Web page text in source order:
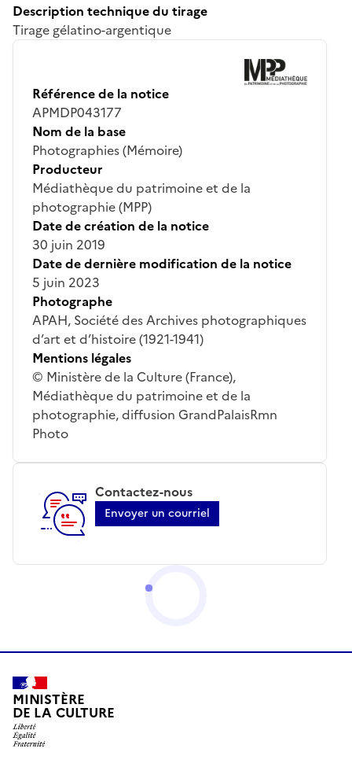
Description technique du tirage
Tirage gélatino-argentique
Référence de la notice
APMDP043177
Nom de la base
Photographies (Mémoire)
Producteur
Médiathèque du patrimoine et de la
photographie (MPP)
Date de création de la notice
30 juin 2019
Date de dernière modification de la notice
5 juin 2023
Photographe
APAH, Société des Archives photographiques
d’art et d’histoire (1921-1941)
Mentions légales
© Ministère de la Culture (France),
Médiathèque du patrimoine et de la
photographie, diffusion GrandPalaisRmn
Photo
Contactez-nous
Envoyer un courriel
MINISTÈRE
DE LA CULTURE